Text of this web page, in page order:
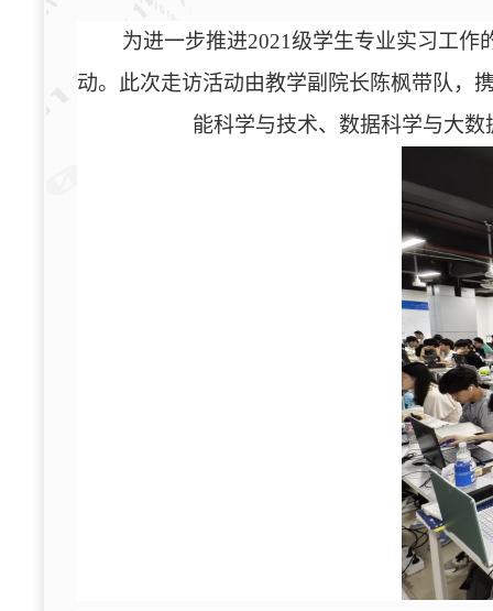
为进一步推进2021级学生专业实习工作
动。此次走访活动由教学副院长陈枫带队，
能科学与技术、数据科学与大